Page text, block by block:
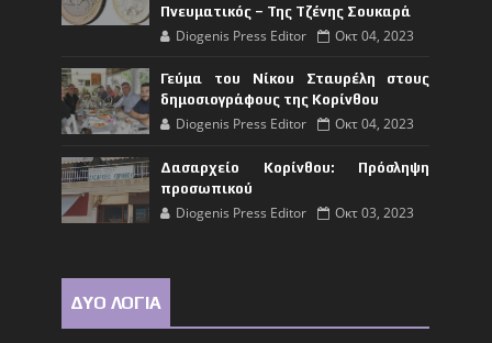
Πνευματικός – Της Τζένης Σουκαρά
Diogenis Press Editor Οκτ 04, 2023
Γεύμα του Νίκου Σταυρέλη στους
δημοσιογράφους της Κορίνθου
Diogenis Press Editor Οκτ 04, 2023
Δασαρχείο Κορίνθου: Πρόσληψη
προσωπικού
Diogenis Press Editor Οκτ 03, 2023
ΔΥΟ ΛΟΓΙΑ